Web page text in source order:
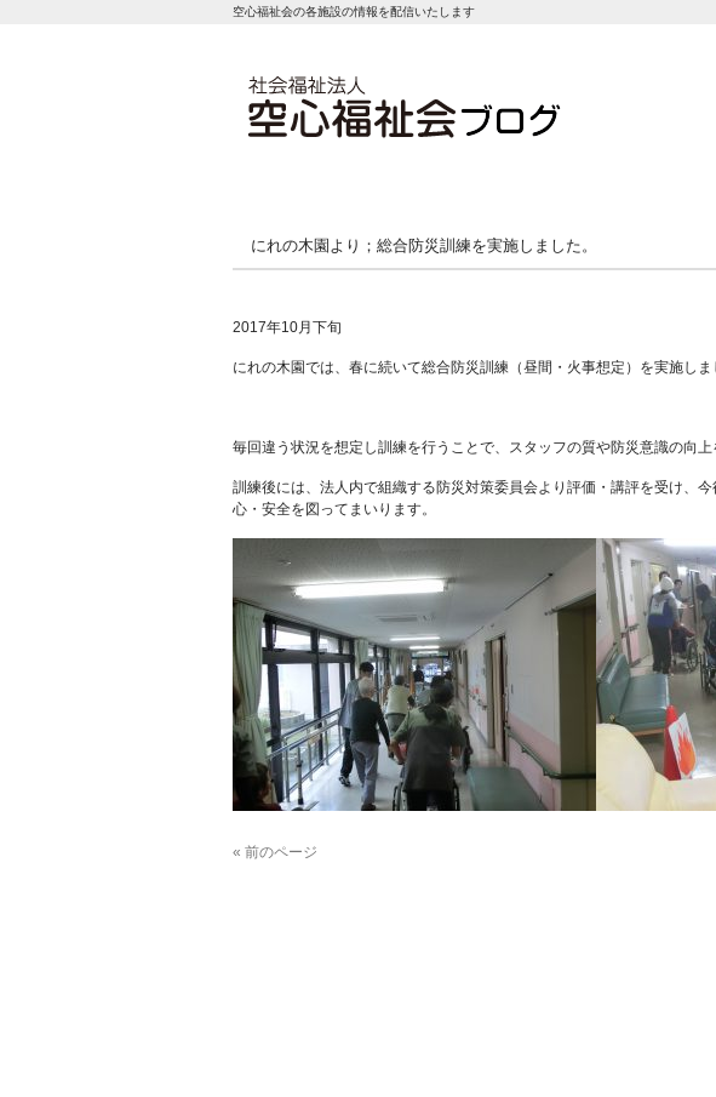
空心福祉会の各施設の情報を配信いたします
にれの木園より；総合防災訓練を実施しました。
2017年10月下旬
にれの木園では、春に続いて総合防災訓練（昼間・火事想定）を実施しま
毎回違う状況を想定し訓練を行うことで、スタッフの質や防災意識の向上
訓練後には、法人内で組織する防災対策委員会より評価・講評を受け、
心・安全を図ってまいります。
« 前のページ